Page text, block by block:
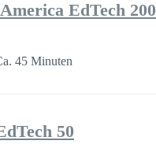
EdTech 200
45 Minuten
50